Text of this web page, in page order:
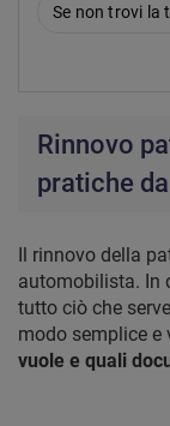
Se non trovi la
Rinnovo
pratiche
Il rinnovo della
automobilista. In
tutto ciò che
modo semplice e
vuole e quali